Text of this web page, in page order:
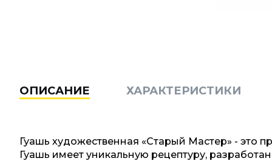
ОПИСАНИЕ ХАРАКТЕРИСТИКИ
Гуашь художественная «Старый Мастер» - это
Гуашь имеет уникальную рецептуру,